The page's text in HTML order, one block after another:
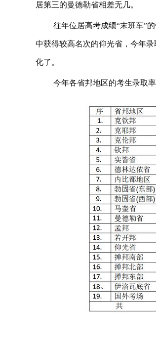
居第三的曼德勒省相差无几。
往年位居高考成绩“末班车”
中获得较高名次的仰光省，今年
化了。
今年各省邦地区的考生录取